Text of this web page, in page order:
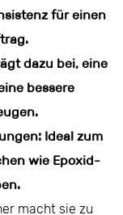
für einen
dazu bei, eine
bessere
Ideal zum
wie Epoxid-
macht sie zu